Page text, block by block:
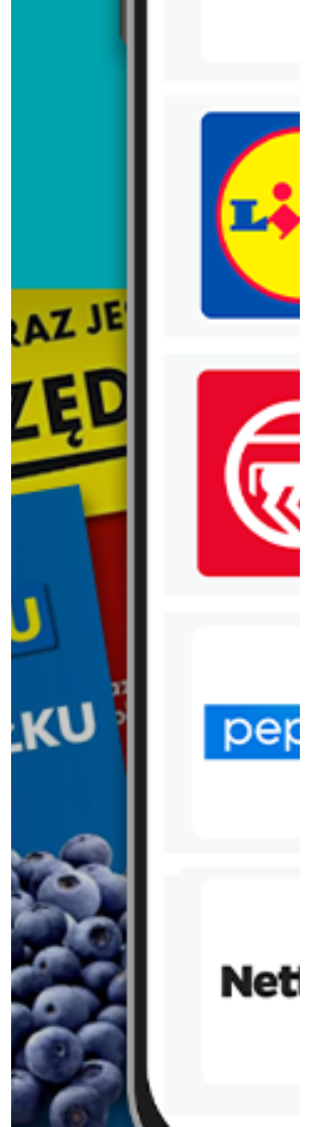
Trafiłeś na nieaktualną gazetkę
Zobacz aktualne gazetki Blix!
Renee
Jeansy damskie
aktualna
NOWOŚCI - kolekcja męska
WIĘCEJ GAZETEK RENEE